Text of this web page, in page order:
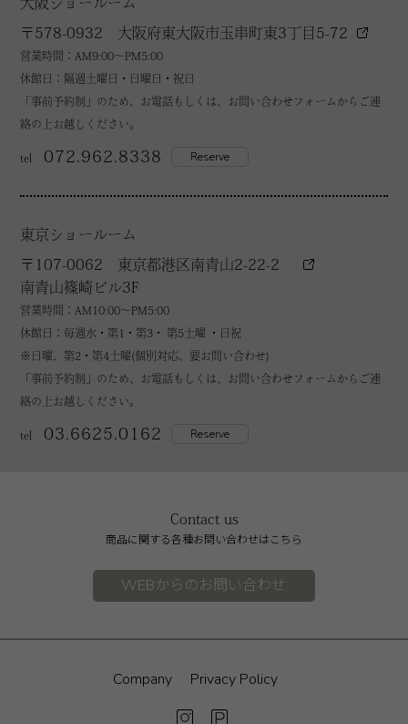
〒578-0932 大阪府東大阪市玉串町東3丁目5-72
営業時間：AM9:00～PM5:00
休館日：隔週土曜日・日曜日・祝日
「事前予約制」のため、お電話もしくは、お問い合わせフォームからご連
絡の上お越しください。
tel 072.962.8338 Reserve
東京ショールーム
〒107-0062 東京都港区南青山2-22-2
南青山篠崎ビル3F
営業時間：AM10:00～PM5:00
休館日：毎週水・第1・第3・ 第5土曜 ・日祝
※日曜、第2・第4土曜(個別対応、要お問い合わせ)
「事前予約制」のため、お電話もしくは、お問い合わせフォームからご連
絡の上お越しください。
tel 03.6625.0162 Reserve
Contact us
商品に関する各種お問い合わせはこちら
WEBからのお問い合わせ
Company Privacy Policy